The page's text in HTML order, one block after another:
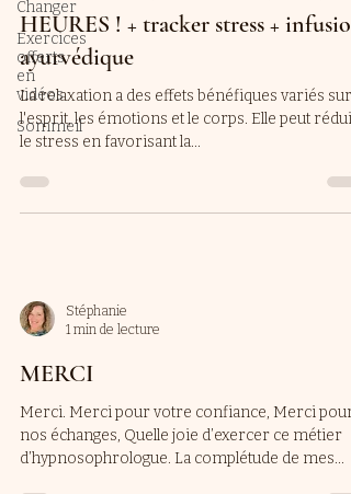
Changer
Exercices
offerts
en
vidéos
Sommeil
HEURES ! + tracker stress + infusion
ayurvédique
La relaxation a des effets bénéfiques variés sur
l'esprit, les émotions et le corps. Elle peut
le stress en favorisant la...
Stéphanie
1 min de lecture
MERCI
Merci. Merci pour votre confiance, Merci pour
nos échanges, Quelle joie d’exercer ce métier
d’hypnosophrologue. La complétude de mes...